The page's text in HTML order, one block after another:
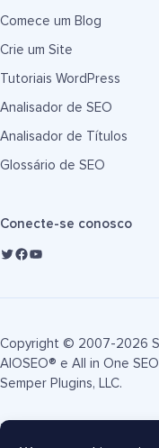
Comece um Blog
Crie um Site
Tutoriais WordPress
Analisador de SEO
Analisador de Títulos
Glossário de SEO
Conecte-se conosco
Copyright © 2007-2026
AIOSEO® e All in One
Semper Plugins, LLC.
Termos de Serviço